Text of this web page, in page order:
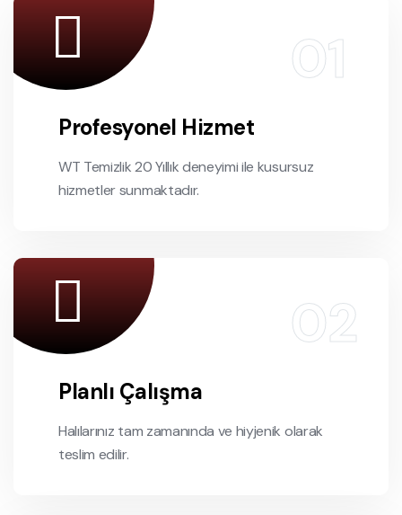
Profesyonel Hizmet
WT Temizlik 20 Yıllık deneyimi ile kusursuz
hizmetler sunmaktadır.
Planlı Çalışma
Halılarınız tam zamanında ve hiyjenik olarak
teslim edilir.